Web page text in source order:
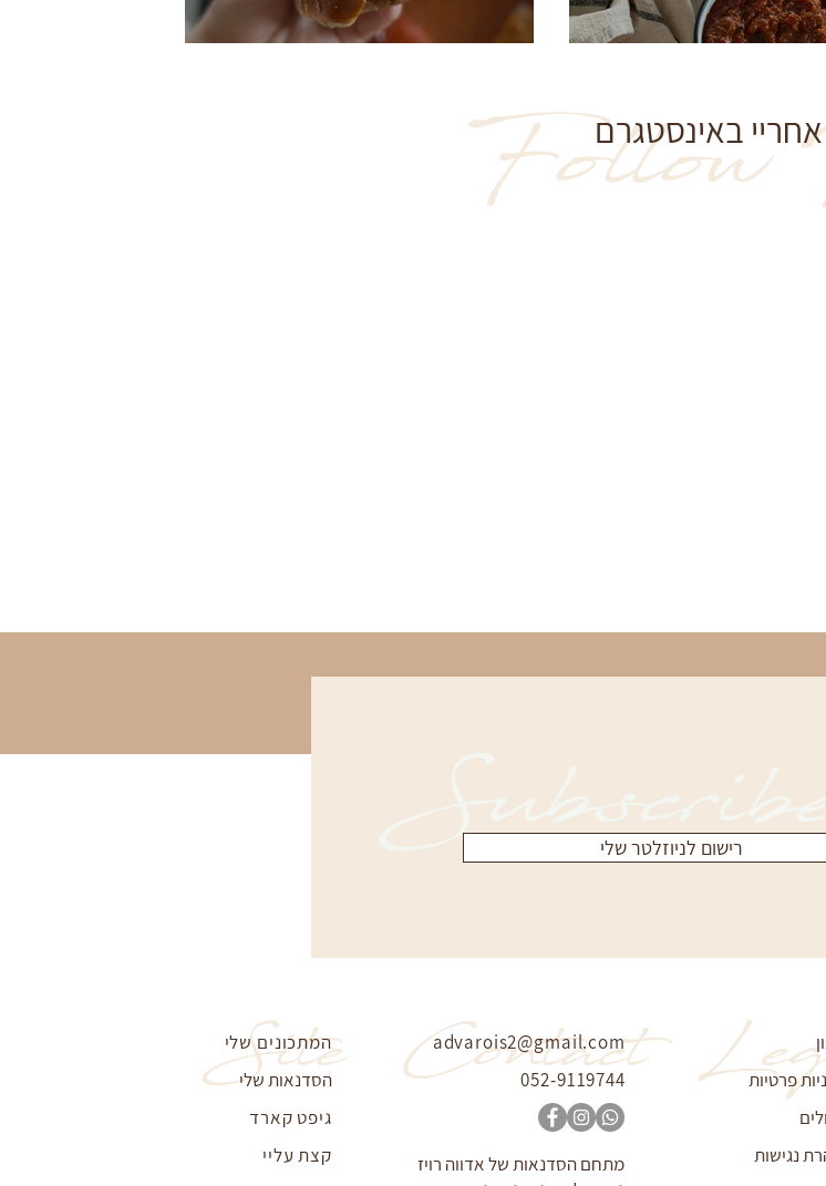
של שישי של אמא שלי קציצות דגים
באינסטגרם
רישום לניוזלטר שלי
Site
המתכונים שלי
הסדנאות שלי
גיפט קארד
קצת עליי
Contact
advarois2@gmail.com
052-9119744
מתחם הסדנאות של אדווה רויז
פרטיות
נגישות